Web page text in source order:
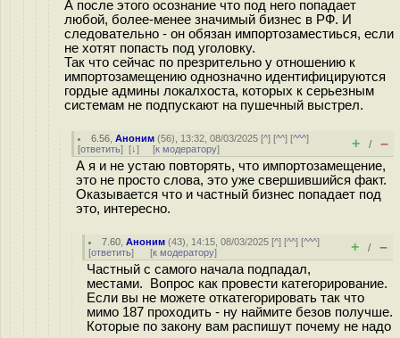
А после этого осознание что под него попадает
любой, более-менее значимый бизнес в РФ. И
следовательно - он обязан импортозаместиься, если
не хотят попасть под уголовку.
Так что сейчас по презрительно у отношению к
импортозамещению однозначно идентифицируются
гордые админы локалхоста, которых к серьезным
системам не подпускают на пушечный выстрел.
6.56 ,Аноним (56), 13:32, 08/03/2025 [^] [^^] [^^^]
[ответить] [↓] [к модератору] + / –
А я и не устаю повторять, что импортозамещение,
это не просто слова, это уже свершившийся факт.
Оказывается что и частный бизнес попадает под
это, интересно.
7.60 ,Аноним (43), 14:15, 08/03/2025 [^] [^^] [^^^]
[ответить] [к модератору] + / –
Частный с самого начала подпадал,
местами. Вопрос как провести категорирование.
Если вы не можете откатегорировать так что
мимо 187 проходить - ну наймите безов получше.
Которые по закону вам распишут почему не надо